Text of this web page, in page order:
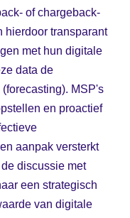
of chargeback-
hierdoor transparant
met hun digitale
data de
MSP's
en proactief
aanpak versterkt
discussie met
een strategisch
van digitale